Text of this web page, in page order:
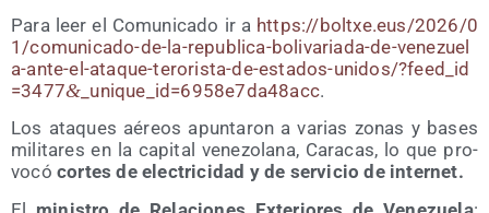
Para leer el Comu­ni­ca­do ir a https://​boltxe​.eus/​2​0​2​6​/​0​
1​/​c​o​m​u​n​i​c​a​d​o​-​d​e​-​l​a​-​r​e​p​u​b​l​i​c​a​-​b​o​l​i​v​a​r​i​a​d​a​-​d​e​-​v​e​n​e​z​u​e​l​
a​-​a​n​t​e​-​e​l​-​a​t​a​q​u​e​-​t​e​r​o​r​i​s​t​a​-​d​e​-​e​s​t​a​d​o​s​-​u​n​i​d​o​s​/​?​f​e​e​d​_​i​d​
=​3​4​7​7​& ​_​u​n​i​q​u​e​_​i​d​=​6​9​5​8​e​7​d​a​4​8​acc.
Los ata­ques aéreos apun­ta­ron a varias zonas y bases
mili­ta­res en la capi­tal vene­zo­la­na, Cara­cas, lo que pro­
vo­có cor­tes de elec­tri­ci­dad y de ser­vi­cio de internet.